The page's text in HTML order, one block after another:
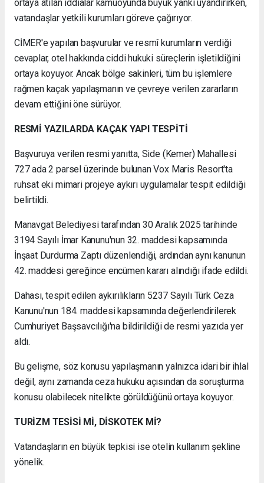
ortaya atılan iddialar kamuoyunda büyük yankı uyandırırken,
vatandaşlar yetkili kurumları göreve çağırıyor.
CİMER'e yapılan başvurular ve resmî kurumların verdiği
cevaplar, otel hakkında ciddi hukuki süreçlerin işletildiğini
ortaya koyuyor. Ancak bölge sakinleri, tüm bu işlemlere
rağmen kaçak yapılaşmanın ve çevreye verilen zararların
devam ettiğini öne sürüyor.
RESMİ YAZILARDA KAÇAK YAPI TESPİTİ
Başvuruya verilen resmi yanıtta, Side (Kemer) Mahallesi
727 ada 2 parsel üzerinde bulunan Vox Maris Resort'ta
ruhsat eki mimari projeye aykırı uygulamalar tespit edildiği
belirtildi.
Manavgat Belediyesi tarafından 30 Aralık 2025 tarihinde
3194 Sayılı İmar Kanunu'nun 32. maddesi kapsamında
İnşaat Durdurma Zaptı düzenlendiği, ardından aynı kanunun
42. maddesi gereğince encümen kararı alındığı ifade edildi.
Dahası, tespit edilen aykırılıkların 5237 Sayılı Türk Ceza
Kanunu'nun 184. maddesi kapsamında değerlendirilerek
Cumhuriyet Başsavcılığı'na bildirildiği de resmi yazıda yer
aldı.
Bu gelişme, söz konusu yapılaşmanın yalnızca idari bir ihlal
değil, aynı zamanda ceza hukuku açısından da soruşturma
konusu olabilecek nitelikte görüldüğünü ortaya koyuyor.
TURİZM TESİSİ Mİ, DİSKOTEK Mİ?
Vatandaşların en büyük tepkisi ise otelin kullanım şekline
yönelik.